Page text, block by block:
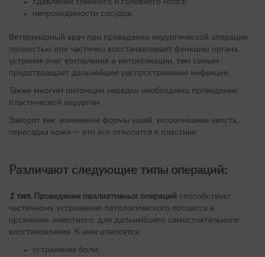
сдавлении спинного и головного мозга;
непроходимости сосудов.
Ветеринарный врач при проведении хирургической операции
полностью или частично восстанавливает функцию органа,
устраняя очаг воспаления и интоксикации, тем самым
предотвращает дальнейшее распространение инфекции.
Также многим питомцам нередко необходимо проведение
пластической хирургии.
Заворот век, изменение формы ушей, укорачивание хвоста,
пересадка кожи — это все относится к пластике.
Различают следующие типы операций:
1 тип. Проведение паллиативных операций способствует
частичному устранению патологического процесса в
организме животного, для дальнейшего самостоятельного
восстановления. К ним относятся:
устранение боли;